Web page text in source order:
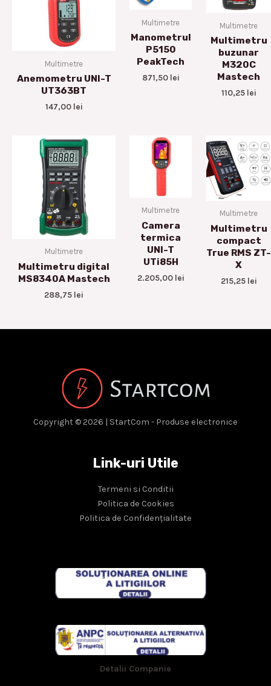
Multimetre
Anemometru UNI-T
UT363BT
147,00 lei
Multimetre
Manometrul
P5150
PeakTech
871,50 lei
Multimetre
Multimetru
buzunar
M320C
Mastech
110,25 lei
Multimetre
Multimetru digital
MS8340A Mastech
288,75 lei
Multimetre
Camera
termica
UNI-T
UTi85H
2.205,00 lei
Multimetre
Multimetru
compact
True RMS ZT-
X
215,25 lei
Copyright © 2026 | StartCom - Produse electronice
Link-uri Utile
Termeni si Conditii
Politica de Cookies
Politica de Confidențialitate
Detalii Companie